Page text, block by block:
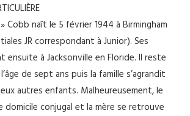
» Cobb naît le 5 février 1944 à Birmingham
JR correspondant à Junior). Ses
ensuite à Jacksonville en Floride. Il reste
de sept ans puis la famille s’agrandit
autres enfants. Malheureusement, le
domicile conjugal et la mère se retrouve